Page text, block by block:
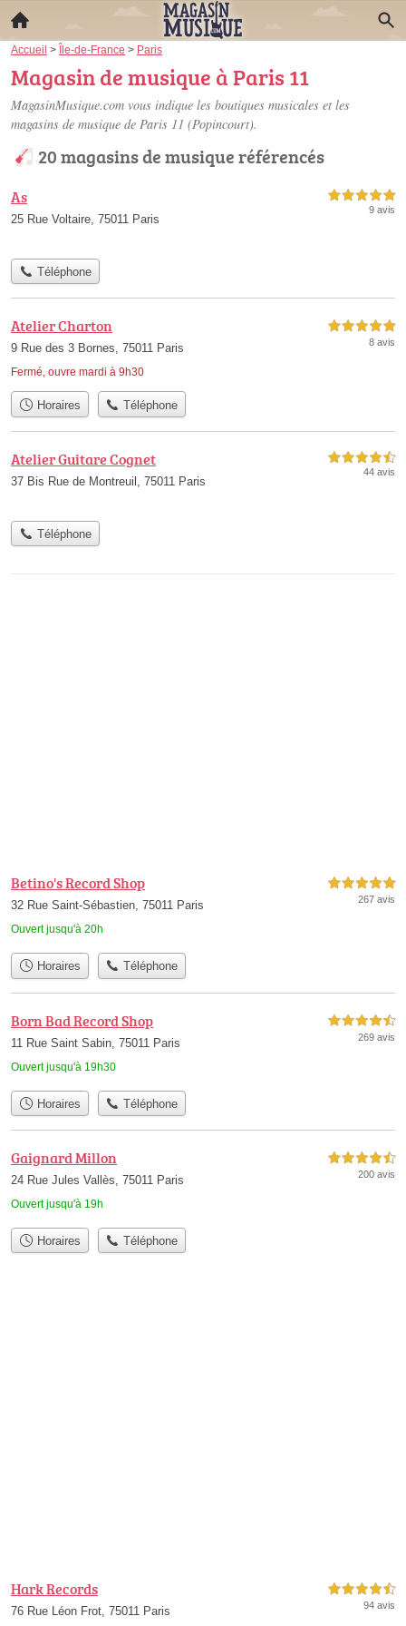
Accueil > Île-de-France > Paris
Magasin de musique à Paris 11
MagasinMusique.com vous indique les boutiques musicales et les
magasins de musique de Paris 11 (Popincourt).
20 magasins de musique référencés
As
25 Rue Voltaire, 75011 Paris
5,0 étoiles sur 5
9 avis
Téléphone
Atelier Charton
9 Rue des 3 Bornes, 75011 Paris
Fermé, ouvre mardi à 9h30
5,0 étoiles sur 5
8 avis
Horaires Téléphone
Atelier Guitare Cognet
37 Bis Rue de Montreuil, 75011 Paris
4,5 étoiles sur 5
44 avis
Téléphone
Betino's Record Shop
32 Rue Saint-Sébastien, 75011 Paris
Ouvert jusqu'à 20h
5,0 étoiles sur 5
267 avis
Horaires Téléphone
Born Bad Record Shop
11 Rue Saint Sabin, 75011 Paris
Ouvert jusqu'à 19h30
4,5 étoiles sur 5
269 avis
Horaires Téléphone
Gaignard Millon
24 Rue Jules Vallès, 75011 Paris
Ouvert jusqu'à 19h
4,5 étoiles sur 5
200 avis
Horaires Téléphone
Hark Records
76 Rue Léon Frot, 75011 Paris
4,5 étoiles sur 5
94 avis